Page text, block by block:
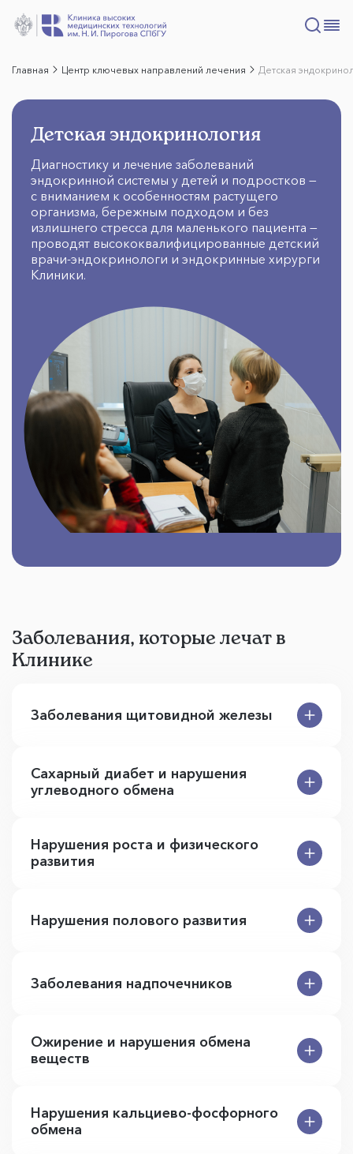
Главная Центр ключевых направлений лечения Детская
Детская эндокринология
Диагностику и лечение заболеваний
эндокринной системы у детей и подростков —
с вниманием к особенностям растущего
организма, бережным подходом и без
излишнего стресса для маленького пациента —
проводят высококвалифицированные детский
врачи-эндокринологи и эндокринные хирурги
Клиники.
Заболевания, которые лечат в
Клинике
Заболевания щитовидной железы
Сахарный диабет и нарушения
углеводного обмена
Нарушения роста и физического
развития
Нарушения полового развития
Заболевания надпочечников
Ожирение и нарушения обмена
веществ
Нарушения кальциево-фосфорного
обмена